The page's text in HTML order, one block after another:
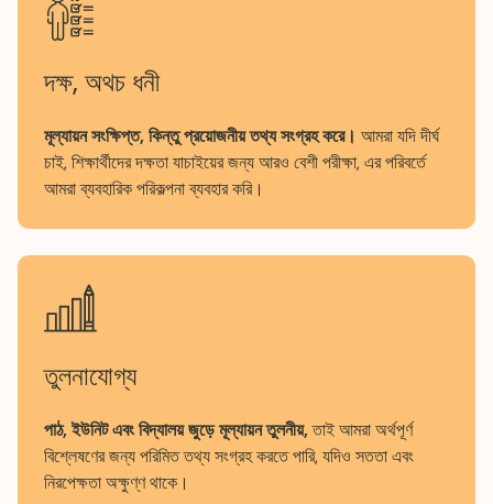
দক্ষ, অথচ ধনী
মূল্যায়ন সংক্ষিপ্ত, কিন্তু প্রয়োজনীয় তথ্য সংগ্রহ করে। আমরা যদি দীর্ঘ
চাই, শিক্ষার্থীদের দক্ষতা যাচাইয়ের জন্য আরও বেশী পরীক্ষা, এর পরিবর্তে
আমরা ব্যবহারিক পরিকল্পনা ব্যবহার করি।
তুলনাযোগ্য
পাঠ, ইউনিট এবং বিদ্যালয় জুড়ে মূল্যায়ন তুলনীয়,তাই আমরা অর্থপূর্ণ
বিশ্লেষণের জন্য পরিমিত তথ্য সংগ্রহ করতে পারি, যদিও সততা এবং
নিরপেক্ষতা অক্ষুণ্ণ থাকে।